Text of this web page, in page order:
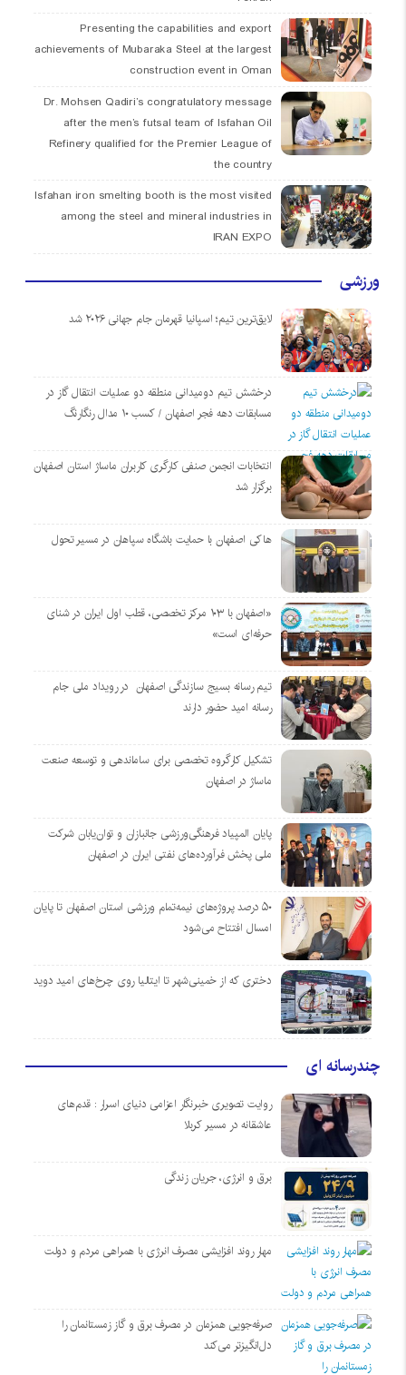
Presenting the capabilities and export
achievements of Mubaraka Steel at the largest
construction event in Oman
Dr. Mohsen Qadiri’s congratulatory message
after the men’s futsal team of Isfahan Oil
Refinery qualified for the Premier League of
the country
Isfahan iron smelting booth is the most visited
among the steel and mineral industries in
IRAN EXPO
ورزشی
لایق‌ترین تیم؛ اسپانیا قهرمان جام جهانی ۲۰۲۶ شد
درخشش تیم دومیدانی منطقه دو عملیات انتقال گاز در
مسابقات دهه فجر اصفهان / کسب ۱۰ مدال رنگارنگ
انتخابات انجمن صنفی کارگری کاربران ماساژ استان اصفهان
برگزار شد
هاکی اصفهان با حمایت باشگاه سپاهان در مسیر تحول
«اصفهان با ۱۰۳ مرکز تخصصی، قطب اول ایران در شنای
حرفه‌ای است»
تیم رسانه بسیج سازندگی اصفهان در رویداد ملی جام
رسانه امید حضور دارند
تشکیل کارگروه تخصصی برای ساماندهی و توسعه صنعت
ماساژ در اصفهان
پایان المپیاد فرهنگی‌ورزشی جانبازان و توان‌یابان شرکت
ملی پخش فرآورده‌های نفتی ایران در اصفهان
۵۰ درصد پروژه‌های نیمه‌تمام ورزشی استان اصفهان تا پایان
امسال افتتاح می‌شود
دختری که از خمینی‌شهر تا ایتالیا روی چرخ‌های امید دوید
چندرسانه ای
روایت تصویری خبرنگار اعزامی دنیای اسرار : قدم‌های
عاشقانه در مسیر کربلا
برق و انرژی، جریان زندگی
مهار روند افزایشی مصرف انرژی با همراهی مردم و دولت
صرفه‌جویی همزمان در مصرف برق و گاز زمستانمان را
دل‌انگیزتر می‌کند